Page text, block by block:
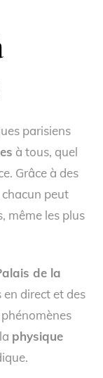
parisiens
à tous, quel
Grâce à des
peut
même les plus
de la
direct et des
physique